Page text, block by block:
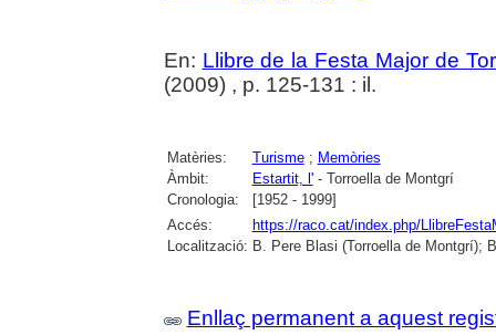
En: Llibre de la Festa Major de
(2009) , p. 125-131 : il.
Matèries: Turisme; Memòries
Àmbit:
Estartit, l'- Torroella de Montgrí
Cronologia:
[1952 - 1999]
Accés:
https://raco.cat/index.php/
Localització: B. Pere Blasi (Torroella de Montgrí);
Enllaç permanent a aquest